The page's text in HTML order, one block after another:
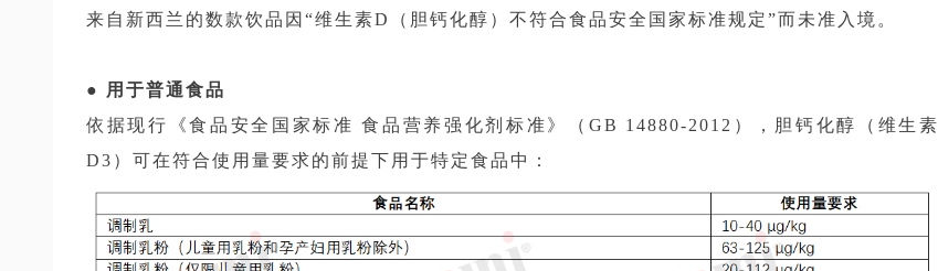
来自新西兰的数款饮品因“维生素D（胆钙化醇）不符合食品安全国家标准规定”而未准入境。
● 用于普通食品
依据现行《食品安全国家标准 食品营养强化剂标准》（GB 14880-2012），胆钙化醇（维生素
D3）可在符合使用量要求的前提下用于特定食品中：